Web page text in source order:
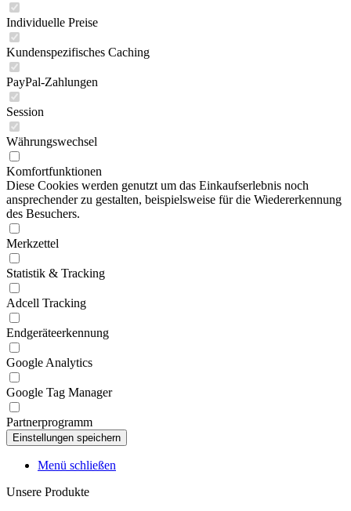
Individuelle Preise
Kundenspezifisches Caching
PayPal-Zahlungen
Session
Währungswechsel
Komfortfunktionen
Diese Cookies werden genutzt um das Einkaufserlebnis noch
ansprechender zu gestalten, beispielsweise für die Wiedererkennung
des Besuchers.
Merkzettel
Statistik & Tracking
Adcell Tracking
Endgeräteerkennung
Google Analytics
Google Tag Manager
Partnerprogramm
Menü schließen
Unsere Produkte